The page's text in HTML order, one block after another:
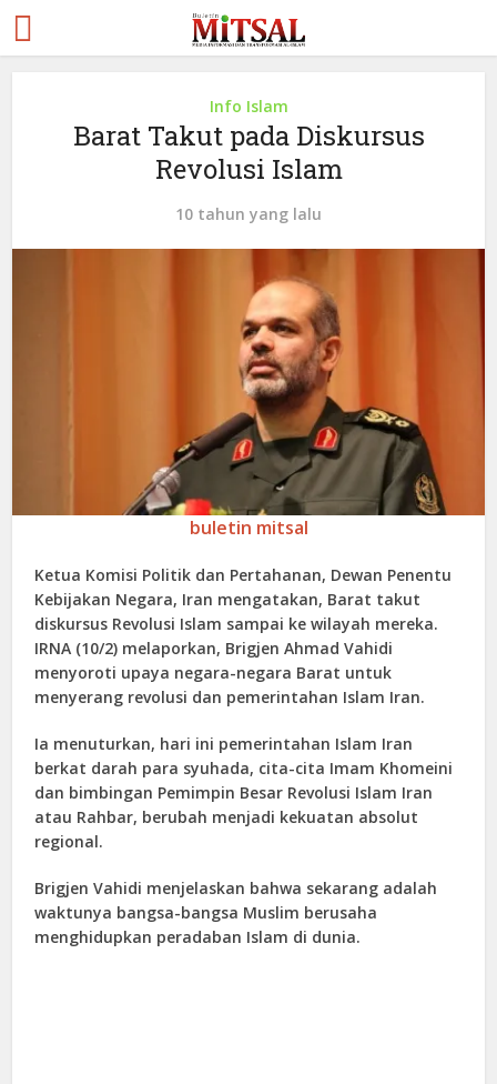
Info Islam
Barat Takut pada Diskursus
Revolusi Islam
10 tahun yang lalu
buletin mitsal
Ketua Komisi Politik dan Pertahanan, Dewan Penentu
Kebijakan Negara, Iran mengatakan, Barat takut
diskursus Revolusi Islam sampai ke wilayah mereka.
IRNA (10/2) melaporkan, Brigjen Ahmad Vahidi
menyoroti upaya negara-negara Barat untuk
menyerang revolusi dan pemerintahan Islam Iran.
Ia menuturkan, hari ini pemerintahan Islam Iran
berkat darah para syuhada, cita-cita Imam Khomeini
dan bimbingan Pemimpin Besar Revolusi Islam Iran
atau Rahbar, berubah menjadi kekuatan absolut
regional.
Brigjen Vahidi menjelaskan bahwa sekarang adalah
waktunya bangsa-bangsa Muslim berusaha
menghidupkan peradaban Islam di dunia.